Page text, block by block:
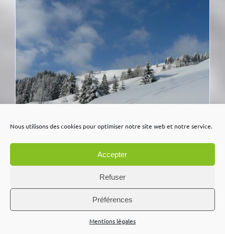
Nous utilisons des cookies pour optimiser notre site web et notre service.
Accepter
Refuser
Préférences
Mentions légales
Engagement demi journée